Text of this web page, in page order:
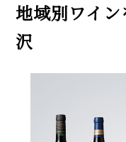
地域別ワイ
沢